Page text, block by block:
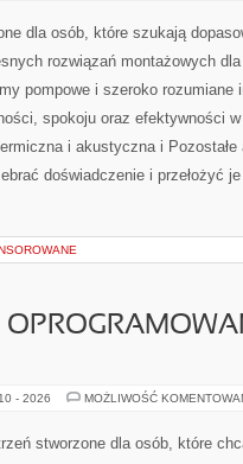
dla osób, które szukają
rozwiązań montażowych
pompowe i szeroko rozumiane
spokoju oraz efektywności
i akustyczna i Pozostałe
doświadczenie i przełożyć
- 2026 MOŻLIWOŚĆ
stworzone dla osób, które